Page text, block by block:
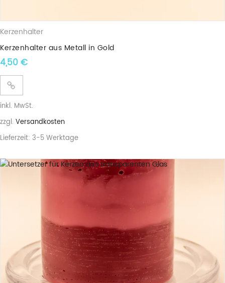
Kerzenhalter
Kerzenhalter aus Metall in Gold
4,50€
inkl. MwSt.
zzgl. Versandkosten
Lieferzeit: 3-5 Werktage